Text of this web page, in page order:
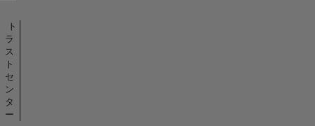
ト
ラ
ス
ト
セ
ン
タ
ー